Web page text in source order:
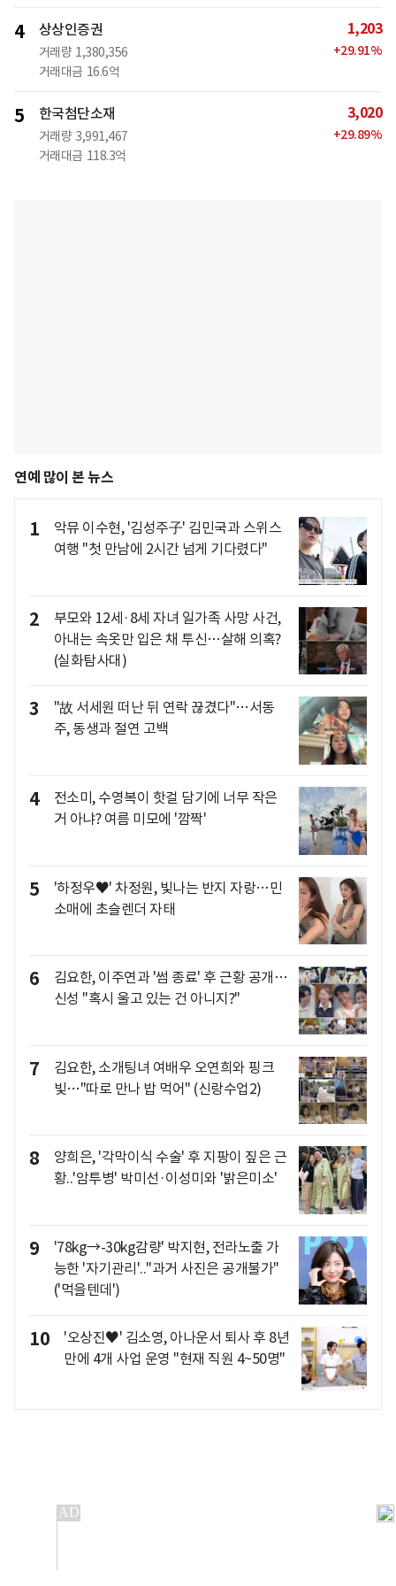
4 상상인증권
거래량 1,380,356
거래대금 16.6억
1,203
+29.91%
5 한국첨단소재
거래량 3,991,467
거래대금 118.3억
3,020
+29.89%
연예 많이 본 뉴스
1
악뮤 이수현, '김성주子' 김민국과 스위스
여행 "첫 만남에 2시간 넘게 기다렸다"
2
부모와 12세·8세 자녀 일가족 사망 사건,
아내는 속옷만 입은 채 투신…살해 의혹?
(실화탐사대)
3
"故 서세원 떠난 뒤 연락 끊겼다"…서동
주, 동생과 절연 고백
4
전소미, 수영복이 핫걸 담기에 너무 작은
거 아냐? 여름 미모에 '깜짝'
5
'하정우♥' 차정원, 빛나는 반지 자랑…민
소매에 초슬렌더 자태
6
김요한, 이주연과 '썸 종료' 후 근황 공개…
신성 "혹시 울고 있는 건 아니지?"
7
김요한, 소개팅녀 여배우 오연희와 핑크
빛…"따로 만나 밥 먹어" (신랑수업2)
8
양희은, '각막이식 수술' 후 지팡이 짚은 근
황..'암투병' 박미선·이성미와 '밝은미소'
9
'78kg→-30kg감량' 박지현, 전라노출 가
능한 '자기관리'.."과거 사진은 공개불가"
('먹을텐데')
10
'오상진♥' 김소영, 아나운서 퇴사 후 8년
만에 4개 사업 운영 "현재 직원 4~50명"